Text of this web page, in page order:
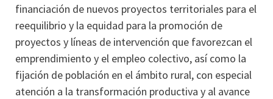
financiación de nuevos proyectos territoriales para el
reequilibrio y la equidad para la promoción de
proyectos y líneas de intervención que favorezcan el
emprendimiento y el empleo colectivo, así como la
fijación de población en el ámbito rural, con especial
atención a la transformación productiva y al avance